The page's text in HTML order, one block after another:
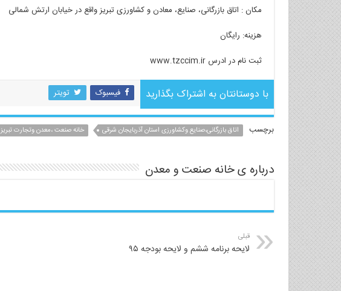
مکان : اتاق بازرگانی، صنایع، معادن و کشاورزی تبریز واقع در خیابان ارتش شمالی
هزینه: رایگان
ثبت نام در ادرس www.tzccim.ir
با دوستانتان به اشتراک بگذارید فیسبوک تویتر
برچسب اتاق بازرگانی،صنایع وکشاورزی استان آذربایجان شرقی خانه صنعت ،معدن وتجارت تبریز
درباره ی خانه صنعت و معدن
قبلی
لایحه برنامه ششم و لایحه بودجه ۹۵